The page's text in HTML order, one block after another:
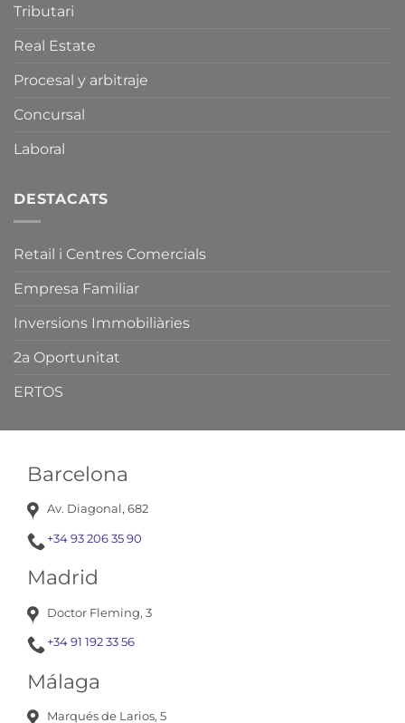
Barcelona
Av. Diagonal, 682
+34 93 206 35 90
Madrid
Doctor Fleming, 3
+34 91 192 33 56
Málaga
Marqués de Larios, 5
Tributari
Real Estate
Procesal y arbitraje
Concursal
Laboral
DESTACATS
Retail i Centres Comercials
Empresa Familiar
Inversions Immobiliàries
2a Oportunitat
ERTOS